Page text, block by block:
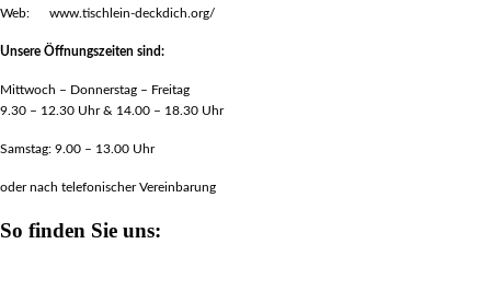
Web: www.tischlein-deckdich.org/
Unsere Öffnungszeiten sind:
Mittwoch – Donnerstag – Freitag
9.30 – 12.30 Uhr & 14.00 – 18.30 Uhr
Samstag: 9.00 – 13.00 Uhr
oder nach telefonischer Vereinbarung
So finden Sie uns: